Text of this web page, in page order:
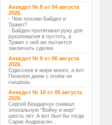
Анекдот № 8 от 04 августа
2026.
- Чем похожи Байден и
Трамп?
- Байден протягивал руку для
рукопожатия в пустоту, а
Трамп с ней же пытается
заключать сделки.
Анекдот № 9 от 06 августа
2026.
Одиссеев в мире много, а вот
Пенелоп днем с огнём не
сыщешь.
Анекдот № 10 от 05 августа
2026.
Сергей Бондарчук снимал
эпохальную "Войну и мир"
шесть лет. А вот был бы тогда
Сарик Андреасян...